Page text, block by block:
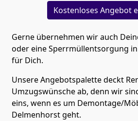
Kostenloses Angebot
Gerne übernehmen wir auch
oder eine Sperrmüllentsorgung
für Dich.
Unsere Angebotspalette deckt
Umzugswünsche ab, denn wir
eins, wenn es um Demontage/
Delmenhorst geht.